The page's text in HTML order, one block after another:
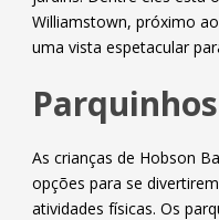
Williamstown, próximo
uma vista espetacular
As crianças de Hobson
opções para se
atividades físicas. Os